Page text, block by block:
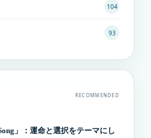
104
93
RECOMMENDED
Song」：運命と選択をテーマにし